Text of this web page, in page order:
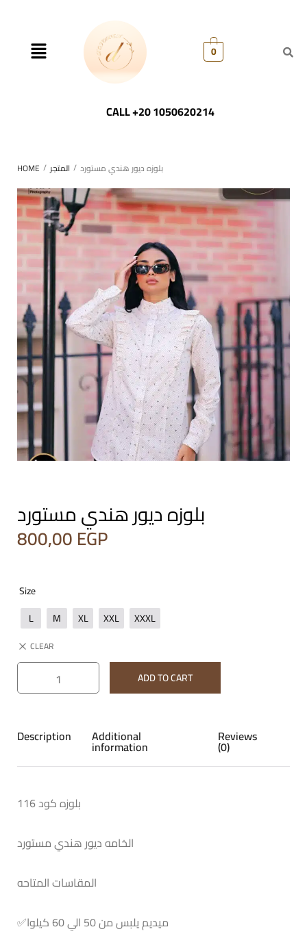
0
CALL +20 1050620214
HOME / المتجر / بلوزه ديور هندي مستورد
بلوزه ديور هندي مستورد
800,00EGP
Size
L
M XL XXL XXXL
CLEAR
ADD TO CART
Description Additional
information
Reviews
(0)
بلوزه كود 116
الخامه ديور هندي مستورد
المقاسات المتاحه
ميديم يلبس من 50 الي 60 كيلوا
✅